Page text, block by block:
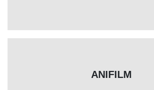
ANIFILM